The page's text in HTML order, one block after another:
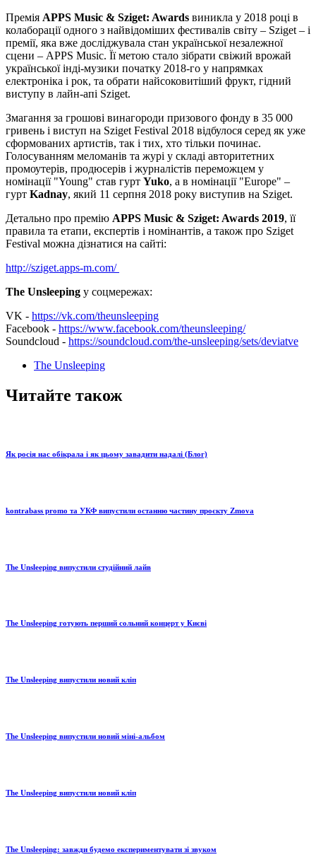
Премія APPS Music & Sziget: Awards виникла у 2018 році в
колаборації одного з найвідоміших фестивалів світу – Sziget – і
премії, яка вже досліджувала стан української незалежної
сцени – APPS Music. Її метою стало зібрати свіжий врожай
української інді-музики початку 2018-го у напрямках
електроніка і рок, та обрати найсоковитіший фрукт, гідний
виступу в лайн-апі Sziget.
Змагання за грошові винагороди призового фонду в 35 000
гривень і виступ на Sziget Festival 2018 відбулося серед як уже
сформованих артистів, так і тих, хто тільки починає.
Голосуванням меломанів та журі у складі авторитетних
промоутерів, продюсерів і журналістів переможцем у
номінації "Young" став гурт Yuko, а в номінації "Europe" –
гурт Kadnay, який 11 серпня 2018 року виступив на Sziget.
Детально про премію APPS Music & Sziget: Awards 2019, її
правила та етапи, експертів і номінантів, а також про Sziget
Festival можна дізнатися на сайті:
http://sziget.apps-m.com/
The Unsleeping у соцмережах:
VK - https://vk.com/theunsleeping
Facebook - https://www.facebook.com/theunsleeping/
Soundcloud - https://soundcloud.com/the-unsleeping/sets/deviatve
The Unsleeping
Читайте також
Як росія нас обікрала і як цьому завадити надалі (Блог)
kontrabass promo та УКФ випустили останню частину проєкту Zmova
The Unsleeping випустили студійний лайв
The Unsleeping готують перший сольний концерт у Києві
The Unsleeping випустили новий кліп
The Unsleeping випустили новий міні-альбом
The Unsleeping випустили новий кліп
The Unsleeping: завжди будемо експериментувати зі звуком